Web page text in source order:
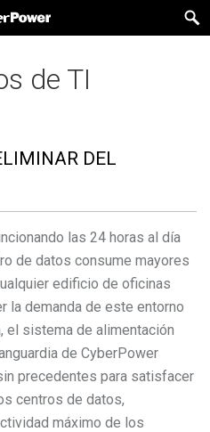
de TI
DEL
las 24 horas al día
de datos consume mayores
edificio de oficinas
la demanda de este entorno
el sistema de alimentación
de CyberPower
precedentes para satisfacer
centros de datos,
máximo de los